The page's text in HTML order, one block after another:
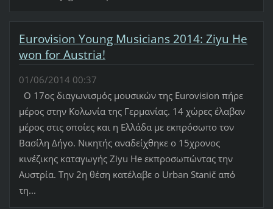
Eurovision Young Musicians 2014: Ziyu He
won for Austria!
01/06/2014 00:37
Ο 17ος διαγωνισμός μουσικών της Eurovision πήρε
μέρος στην Κολωνία της Γερμανίας. 14 χώρες έλαβαν
μέρος στις οποίες και η Ελλάδα με εκπρόσωπο τον
Βασίλη Δήγο. Νικητής αναδείχθηκε ο 15χρονος
κινέζικης καταγωγής Ziyu He εκπροσωπώντας την
Αυστρία. Την 2η θέση κατέλαβε ο Urban Stanič από
τη...